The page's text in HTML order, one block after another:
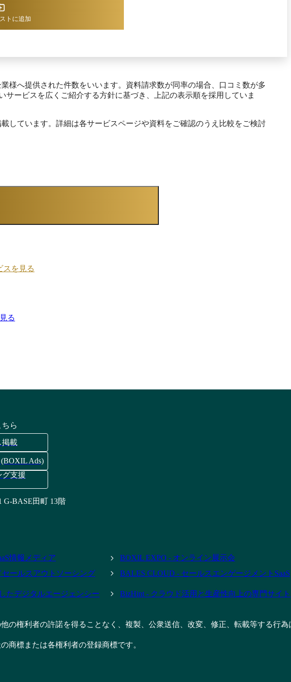
トに追加
様へ提供された件数をいいます。資料請求数が同率の場合、口コミ数が多
ービスを広くご紹介する方針に基づき、上記の表示順を採用していま
しています。詳細は各サービスページや資料をご確認のうえ比較をご検討
スを見る
る
ら
掲載
Ads)
グ支援
G-BASE田町 13階
情報メディア
BOXIL EXPO - オンライン展示会
ールスアウトソーシング
BALES CLOUD - セールスエンゲージメントSaaS
たデジタルエージェンシー BizHint - クラウド活用と生産性向上の専門サイト
の権利者の許諾を得ることなく、複製、公衆送信、改変、修正、転載等する行為
商標または各権利者の登録商標です。